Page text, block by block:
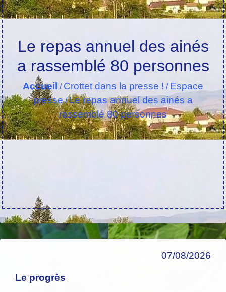
Le repas annuel des ainés
a rassemblé 80 personnes
Accueil / Crottet dans la presse ! / Espace
presse/Le repas annuel des ainés a
rassemblé 80 personnes
07/08/2026
Le progrès